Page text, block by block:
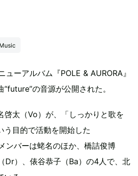
ーアルバム『POLE & AURORA』
の音源が公開された。
啓太（Vo）が、「しっかりと歌を
う目的で活動を開始した
ンバーは蛯名のほか、橋詰俊博
Dr）、俵谷恭子（Ba）の4人で、北